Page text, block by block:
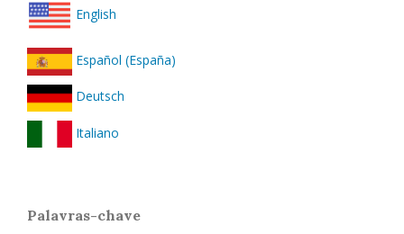
English
Español (España)
Deutsch
Italiano
Palavras-chave